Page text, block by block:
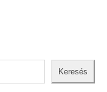
Keresés